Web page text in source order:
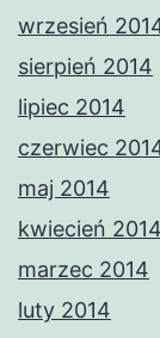
wrzesień
sierpień 2014
lipiec 2014
czerwiec
maj 2014
kwiecień 2014
marzec 2014
luty 2014